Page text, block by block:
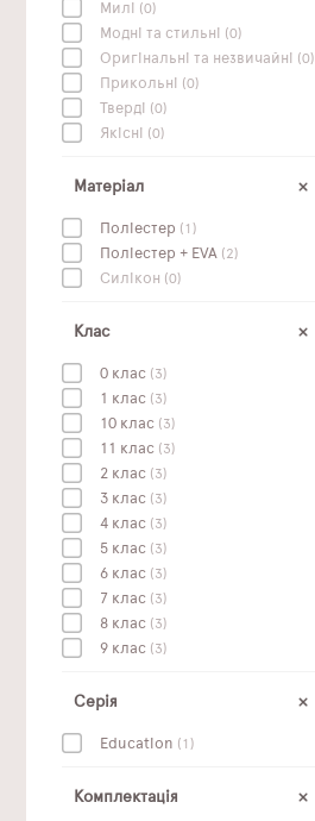
Милі (0)
Модні та стильні (0)
Оригінальні та незвичайні (0)
Прикольні (0)
Тверді (0)
Якісні (0)
Матеріал
Поліестер (1)
Поліестер + EVA (2)
Силікон (0)
Клас
0 клас (3)
1 клас (3)
10 клас (3)
11 клас (3)
2 клас (3)
3 клас (3)
4 клас (3)
5 клас (3)
6 клас (3)
7 клас (3)
8 клас (3)
9 клас (3)
Серія
Education (1)
Комплектація